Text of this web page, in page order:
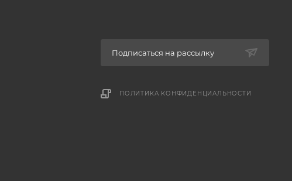
Подписаться на рассылку
ПОЛИТИКА КОНФИДЕНЦИАЛЬНОСТИ